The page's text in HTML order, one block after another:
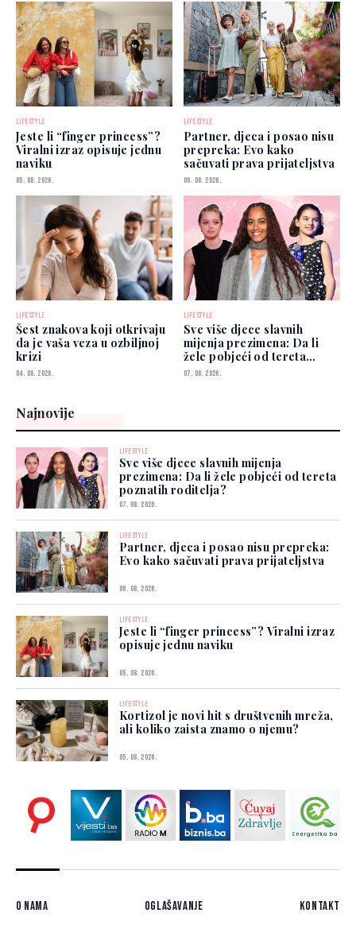
LIFESTYLE
Jeste li “finger princess”?
Viralni izraz opisuje jednu
naviku
05. 08. 2026.
LIFESTYLE
Partner, djeca i posao nisu
prepreka: Evo kako
sačuvati prava prijateljstva
06. 08. 2026.
LIFESTYLE
Šest znakova koji otkrivaju
da je vaša veza u ozbiljnoj
krizi
04. 08. 2026.
LIFESTYLE
Sve više djece slavnih
mijenja prezimena: Da li
žele pobjeći od tereta
poznatih roditelja?
07. 08. 2026.
Najnovije
LIFESTYLE
Sve više djece slavnih mijenja
prezimena: Da li žele pobjeći od tereta
poznatih roditelja?
07. 08. 2026.
LIFESTYLE
Partner, djeca i posao nisu prepreka:
Evo kako sačuvati prava prijateljstva
06. 08. 2026.
LIFESTYLE
Jeste li “finger princess”? Viralni izraz
opisuje jednu naviku
05. 08. 2026.
LIFESTYLE
Kortizol je novi hit s društvenih mreža,
ali koliko zaista znamo o njemu?
05. 08. 2026.
O nama Oglašavanje Kontakt